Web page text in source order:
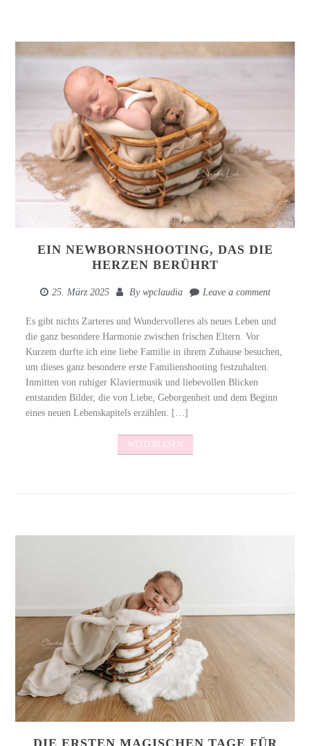
EIN NEWBORNSHOOTING, DAS DIE
HERZEN BERÜHRT
25. März 2025 By wpclaudia Leave a comment
Es gibt nichts Zarteres und Wundervolleres als neues Leben und
die ganz besondere Harmonie zwischen frischen Eltern. Vor
Kurzem durfte ich eine liebe Familie in ihrem Zuhause besuchen,
um dieses ganz besondere erste Familienshooting festzuhalten.
Inmitten von ruhiger Klaviermusik und liebevollen Blicken
entstanden Bilder, die von Liebe, Geborgenheit und dem Beginn
eines neuen Lebenskapitels erzählen. […]
WEITERLESEN
DIE ERSTEN MAGISCHEN TAGE FÜR